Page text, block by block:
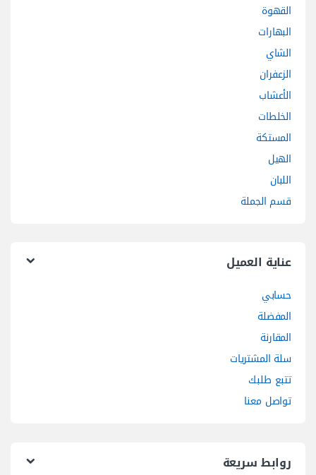
القهوة
البهارات
الشاي
الزعفران
الأعشاب
الخلطات
المستكة
الهيل
اللبان
قسم الجملة
عناية العميل
حسابي
المفضلة
المقارنة
سلة المشتريات
تتبع طلبك
تواصل معنا
روابط سريعة